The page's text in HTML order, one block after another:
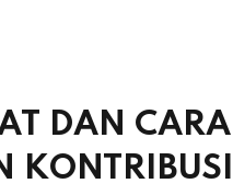
DAN
KONTRIBUSI